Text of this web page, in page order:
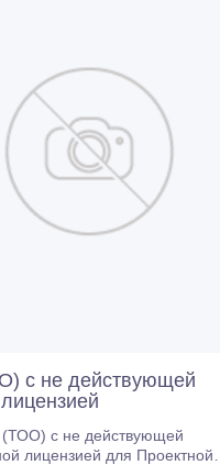
с не действующей
с не действующей
лицензией для Проектной